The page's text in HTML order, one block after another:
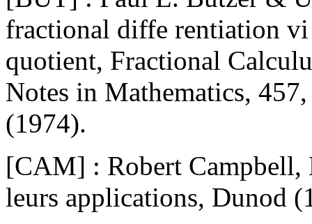
fractional diffe rentiation
quotient, Fractional
Notes in Mathematics,
(1974).
[CAM] : Robert Campbell,
leurs applications, Dunod